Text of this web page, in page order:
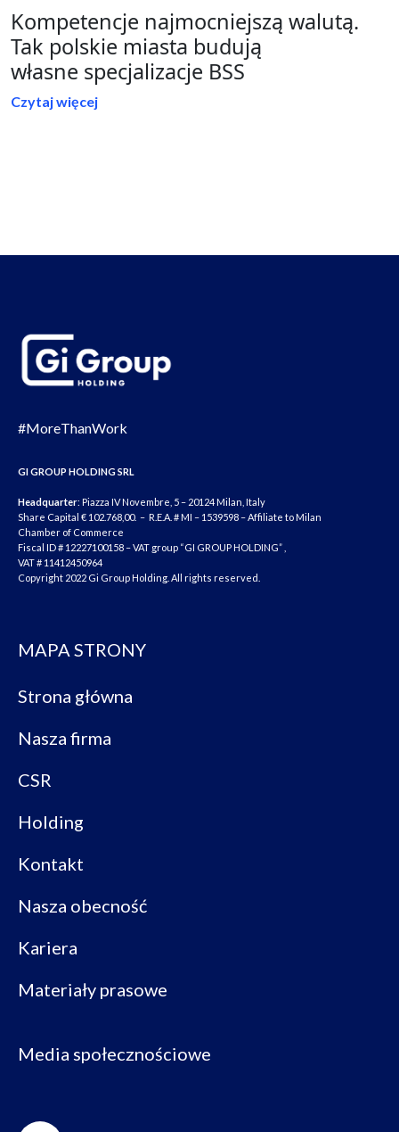
Kompetencje najmocniejszą walutą.
Tak polskie miasta budują
własne specjalizacje BSS
Czytaj więcej
#MoreThanWork
GI GROUP HOLDING SRL
Headquarter: Piazza IV Novembre, 5 – 20124 Milan, Italy
Share Capital € 102.768,00. – R.E.A. # MI – 1539598 – Affiliate to Milan
Chamber of Commerce
Fiscal ID # 12227100158 – VAT group “GI GROUP HOLDING” ,
VAT # 11412450964
Copyright 2022 Gi Group Holding. All rights reserved.
MAPA STRONY
Strona główna
Nasza firma
CSR
Holding
Kontakt
Nasza obecność
Kariera
Materiały prasowe
Media społecznościowe